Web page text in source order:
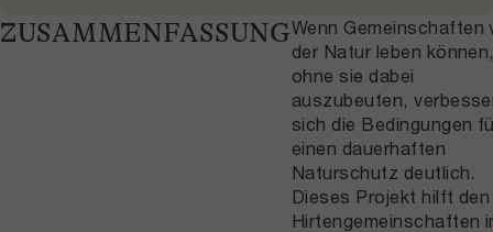
ZUSAMMENFASSUNGWenn Gemeinschaften
der Natur leben
ohne sie dabei
auszubeuten,
sich die Bedingungen
einen dauerhaften
Naturschutz deutlich.
Dieses Projekt hilft den
Hirtengemeinschaften